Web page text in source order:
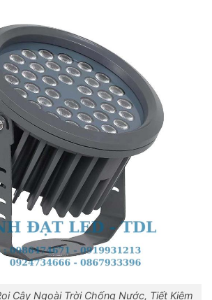
Cây Ngoài Trời Chống Nước, Tiết Kiệm